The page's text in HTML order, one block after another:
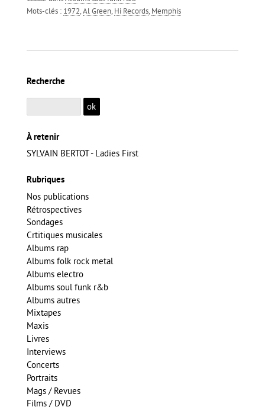
Mots-clés : 1972 Al Green, Hi Records, Memphis
Recherche
À retenir
SYLVAIN BERTOT - Ladies First
Rubriques
Nos publications
Rétrospectives
Sondages
Crtitiques musicales
Albums rap
Albums folk rock metal
Albums electro
Albums soul funk r&b
Albums autres
Mixtapes
Maxis
Livres
Interviews
Concerts
Portraits
Mags / Revues
Films / DVD